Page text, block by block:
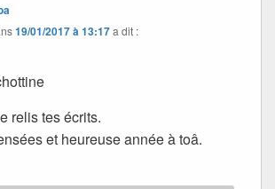
19/01/2017 à 13:17a dit :
relis tes écrits.
et heureuse année à toâ.